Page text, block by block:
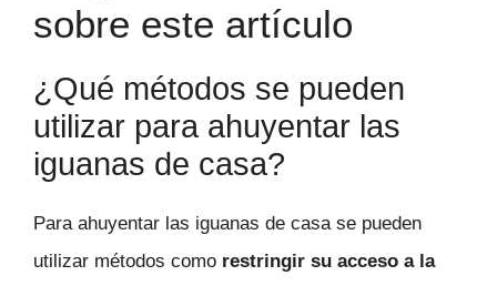
sobre este artículo
¿Qué métodos se pueden
utilizar para ahuyentar las
iguanas de casa?
Para ahuyentar las iguanas de casa se pueden
utilizar métodos como restringir su acceso a la